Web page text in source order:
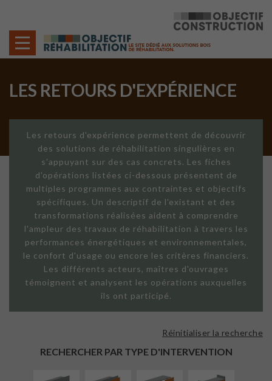
LES RETOURS D'EXPÉRIENCE
Les retours d'expérience permettent de découvrir
des solutions de réhabilitation singulières en
s'appuyant sur des cas concrets. Les fiches
d'opérations listées ci-dessous présentent de
multiples programmes aux contraintes et objectifs
spécifiques. Un descriptif de l'existant et des
transformations réalisées aident à comprendre
l'ampleur des travaux de réhabilitation à travers les
performances énergétiques et environnementales,
le confort d'usage ou encore les critères financiers.
Les différents acteurs, maîtres d'ouvrages
témoignent et analysent les opérations auxquelles
ils ont participé.
RECHERCHER PAR TYPE D'INTERVENTION
Réinitialiser la recherche
EXTÉRIEURE
FAÇADE SUR
LINÉAIRE
ISOLATION
INTÉRIEURE